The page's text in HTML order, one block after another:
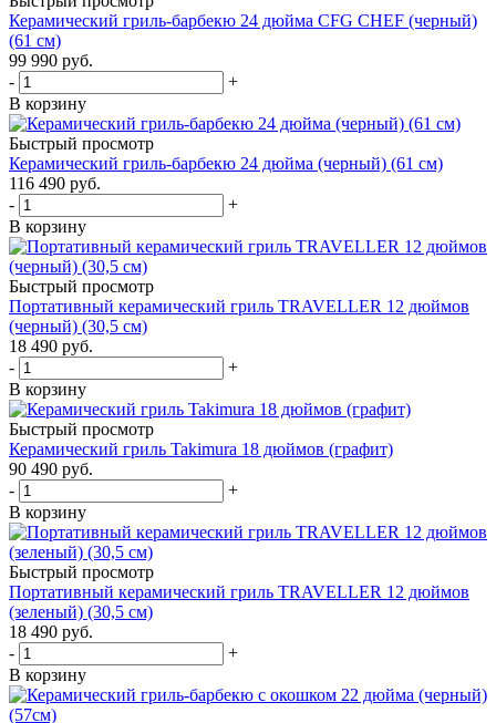
Керамический гриль-барбекю 24 дюйма CFG CHEF (черный)
(61 см)
99 990 руб.
-
+
В корзину
Быстрый просмотр
Керамический гриль-барбекю 24 дюйма (черный) (61 см)
116 490 руб.
-
+
В корзину
Быстрый просмотр
Портативный керамический гриль TRAVELLER 12 дюймов
(черный) (30,5 см)
18 490 руб.
-
+
В корзину
Быстрый просмотр
Керамический гриль Takimura 18 дюймов (графит)
90 490 руб.
-
+
В корзину
Быстрый просмотр
Портативный керамический гриль TRAVELLER 12 дюймов
(зеленый) (30,5 см)
18 490 руб.
-
+
В корзину